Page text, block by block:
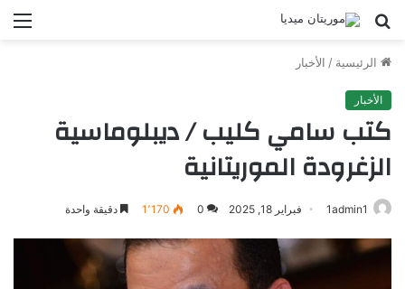
بحث
الرئيسية / الأخبار
الأخبار
كتب سامي كليب / ديبلوماسية
الزغرودة الموريتانية
1admin1 فبراير 18, 2025 0 1٬170 دقيقة واحدة